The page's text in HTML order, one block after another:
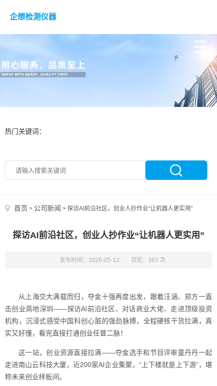
企想检测仪器
热门关键词：
首页 > 公司新闻 > 探访AI前沿社区，创业人抄作业“让机器人更实用”
探访AI前沿社区，创业人抄作业“让机器人更实用”
发布时间：2026-05-12 浏览：383 次
从上海交大满载而归，夺金十强再度出发，跟着汪涵、郑方一直
击创业高地深圳——探访AI前沿社区、对话商业大佬、走进顶级投资
机构，沉浸式感受中国科创心脏的强劲脉搏，全程硬核干货拉满，真
实又好懂，看完直接打通创业任督二脉！
这一站，创业资源直接拉满——夺金选手和节目评审童丹丹一起
走进南山云科技大厦，近200家AI企业集聚，“上下楼就是上下游”，堪
称未来创业样板间。